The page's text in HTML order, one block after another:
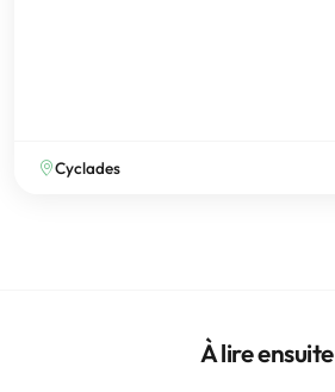
Cyclades
À lire ensuite